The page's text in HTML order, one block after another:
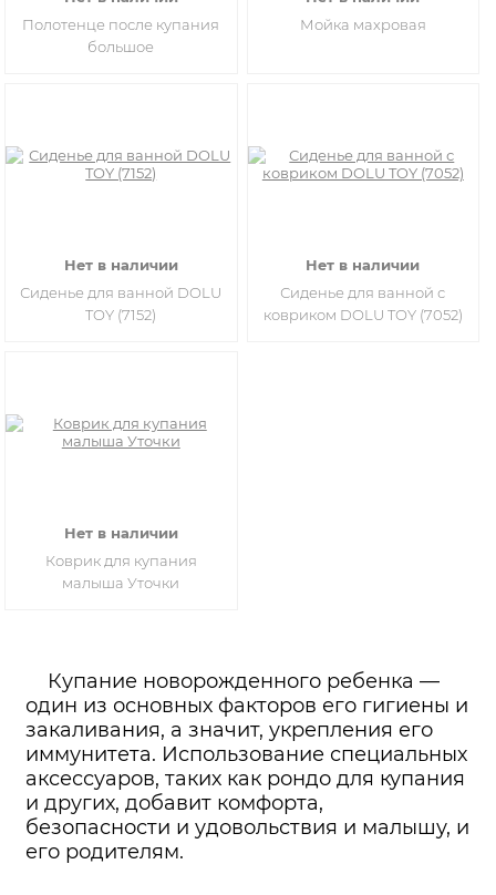
Полотенце после купания
большое
Мойка махровая
Нет в наличии
Сиденье для ванной DOLU
TOY (7152)
Нет в наличии
Сиденье для ванной с
ковриком DOLU TOY (7052)
Нет в наличии
Коврик для купания
малыша Уточки
Купание новорожденного ребенка —
один из основных факторов его гигиены и
закаливания, а значит, укрепления его
иммунитета. Использование специальных
аксессуаров, таких как рондо для купания
и других, добавит комфорта,
безопасности и удовольствия и малышу, и
его родителям.